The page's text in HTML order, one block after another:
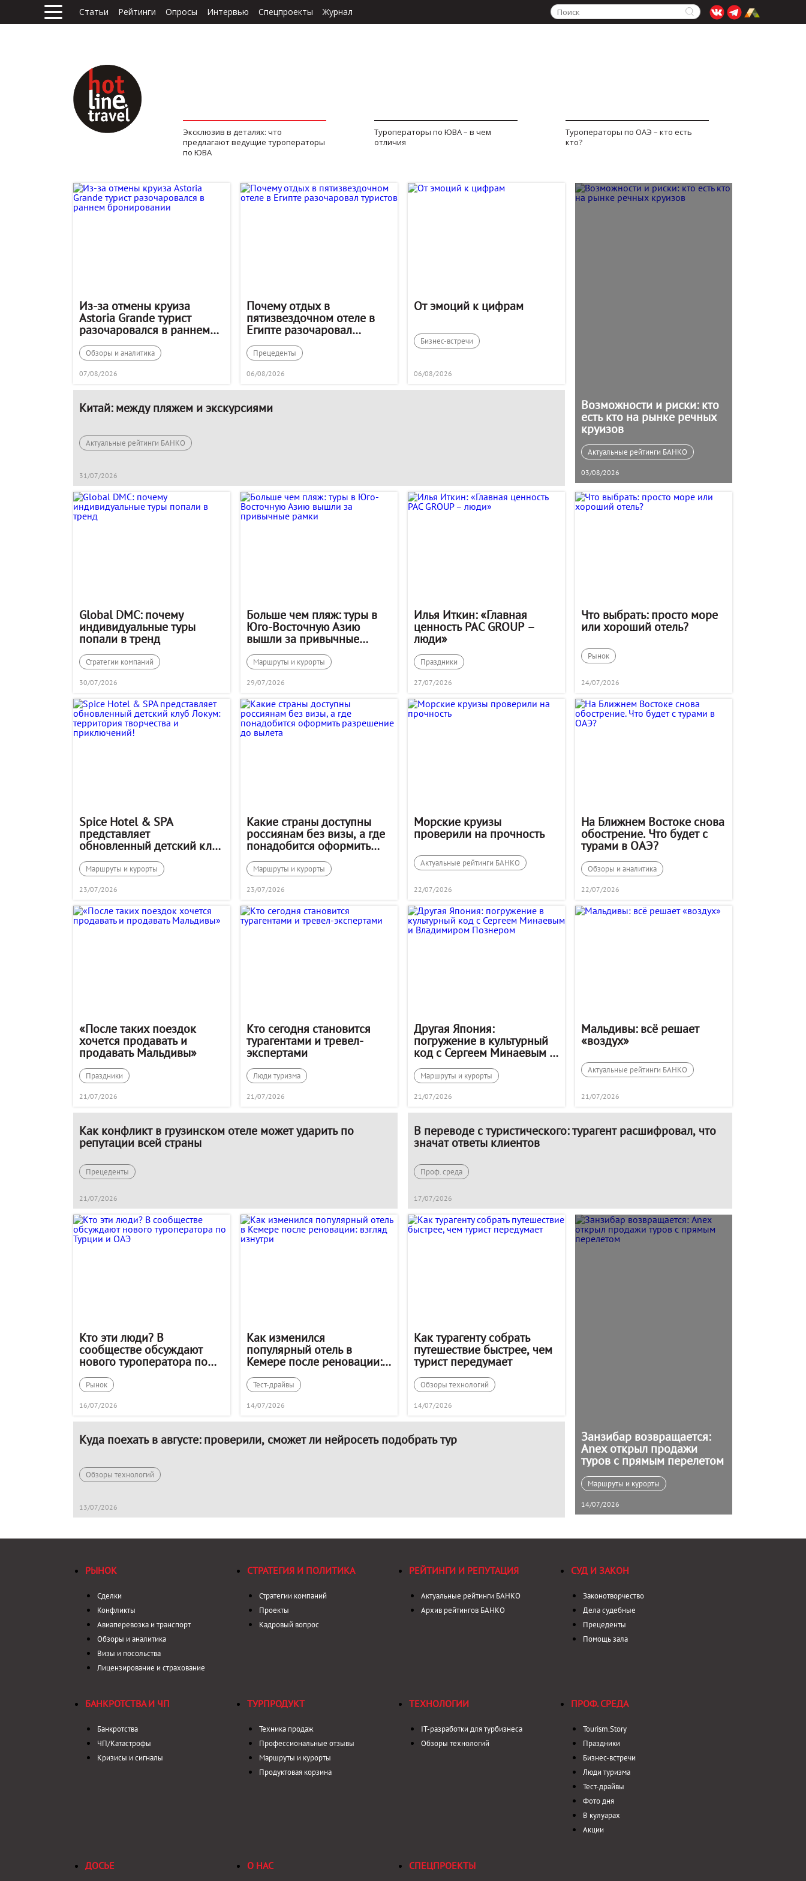
Статьи Рейтинги Опросы Интервью Спецпроекты Журнал
Эксклюзив в деталях: что
предлагают ведущие туроператоры
по ЮВА
Туроператоры по ЮВА – в чем
отличия
Туроператоры по ОАЭ – кто есть
кто?
Из-за отмены круиза
Astoria Grande турист
разочаровался в раннем
бронировании
Обзоры и аналитика
07/08/2026
Почему отдых в
пятизвездочном отеле в
Египте разочаровал
туристов
Прецеденты
06/08/2026
От эмоций к цифрам
Бизнес-встречи
06/08/2026
Возможности и риски: кто
есть кто на рынке речных
круизов
Актуальные рейтинги БАНКО
03/08/2026
Китай: между пляжем и экскурсиями
Актуальные рейтинги БАНКО
31/07/2026
Global DMC: почему
индивидуальные туры
попали в тренд
Стратегии компаний
30/07/2026
Больше чем пляж: туры в
Юго-Восточную Азию
вышли за привычные
рамки
Маршруты и курорты
29/07/2026
Илья Иткин: «Главная
ценность PAC GROUP –
люди»
Праздники
27/07/2026
Что выбрать: просто море
или хороший отель?
Рынок
24/07/2026
Spice Hotel & SPA
представляет
обновленный детский клуб
Локум: территория
творчества и
приключений!
Маршруты и курорты
23/07/2026
Какие страны доступны
россиянам без визы, а где
понадобится оформить
разрешение до вылета
Маршруты и курорты
23/07/2026
Морские круизы
проверили на прочность
Актуальные рейтинги БАНКО
22/07/2026
На Ближнем Востоке снова
обострение. Что будет с
турами в ОАЭ?
Обзоры и аналитика
22/07/2026
«После таких поездок
хочется продавать и
продавать Мальдивы»
Праздники
21/07/2026
Кто сегодня становится
турагентами и тревел-
экспертами
Люди туризма
21/07/2026
Другая Япония:
погружение в культурный
код с Сергеем Минаевым и
Владимиром Познером
Маршруты и курорты
21/07/2026
Мальдивы: всё решает
«воздух»
Актуальные рейтинги БАНКО
21/07/2026
Как конфликт в грузинском отеле может ударить по
репутации всей страны
Прецеденты
21/07/2026
В переводе с туристического: турагент расшифровал, что
значат ответы клиентов
Проф. среда
17/07/2026
Кто эти люди? В
сообществе обсуждают
нового туроператора по
Турции и ОАЭ
Рынок
16/07/2026
Как изменился
популярный отель в
Кемере после реновации:
взгляд изнутри
Тест-драйвы
14/07/2026
Как турагенту собрать
путешествие быстрее, чем
турист передумает
Обзоры технологий
14/07/2026
Занзибар возвращается:
Anex открыл продажи
туров с прямым перелетом
Маршруты и курорты
14/07/2026
Куда поехать в августе: проверили, сможет ли нейросеть подобрать тур
Обзоры технологий
13/07/2026
РЫНОК
Сделки
Конфликты
Авиаперевозка и транспорт
Обзоры и аналитика
Визы и посольства
Лицензирование и страхование
СТРАТЕГИЯ И ПОЛИТИКА
Стратегии компаний
Проекты
Кадровый вопрос
РЕЙТИНГИ И РЕПУТАЦИЯ
Актуальные рейтинги БАНКО
Архив рейтингов БАНКО
СУД И ЗАКОН
Законотворчество
Дела судебные
Прецеденты
Помощь зала
БАНКРОТСТВА И ЧП
Банкротства
ЧП/Катастрофы
Кризисы и сигналы
ТУРПРОДУКТ
Техника продаж
Профессиональные отзывы
Маршруты и курорты
Продуктовая корзина
ТЕХНОЛОГИИ
IT-разработки для турбизнеса
Обзоры технологий
ПРОФ. СРЕДА
Tourism.Story
Праздники
Бизнес-встречи
Люди туризма
Тест-драйвы
Фото дня
В кулуарах
Акции
ДОСЬЕ О НАС СПЕЦПРОЕКТЫ